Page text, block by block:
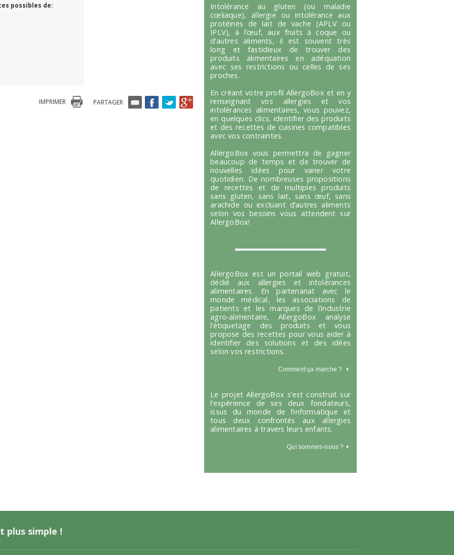
Intolérance au gluten (ou maladie
cœliaque), allergie ou intolérance aux
protéines de lait de vache (APLV ou
IPLV), à l’œuf, aux fruits à coque ou
d’autres aliments, il est souvent très
long et fastidieux de trouver des
produits alimentaires en adéquation
avec ses restrictions ou celles de ses
proches.
En créant votre profil AllergoBox et en y
renseignant vos allergies et vos
intolérances alimentaires, vous pouvez,
en quelques clics, identifier des produits
et des recettes de cuisines compatibles
avec vos contraintes.
AllergoBox vous permettra de gagner
beaucoup de temps et de trouver de
nouvelles idées pour varier votre
quotidien. De nombreuses propositions
de recettes et de multiples produits
sans gluten, sans lait, sans œuf, sans
arachide ou excluant d’autres aliments
selon vos besoins vous attendent sur
AllergoBox!
AllergoBox est un portail web gratuit,
dédié aux allergies et intolérances
alimentaires. En partenariat avec le
monde médical, les associations de
patients et les marques de l’industrie
agro-alimentaire, AllergoBox analyse
l’étiquetage des produits et vous
propose des recettes pour vous aider à
identifier des solutions et des idées
selon vos restrictions.
Comment ça marche ?
Le projet AllergoBox s’est construit sur
l’expérience de ses deux fondateurs,
issus du monde de l’informatique et
tous deux confrontés aux allergies
alimentaires à travers leurs enfants.
Qui sommes-nous ?
possibles de:
PARTAGER
IMPRIMER
plus simple !